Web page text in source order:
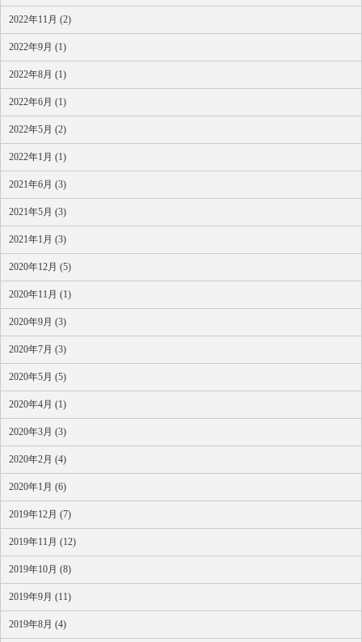
2022年11月 (2)
2022年9月 (1)
2022年8月 (1)
2022年6月 (1)
2022年5月 (2)
2022年1月 (1)
2021年6月 (3)
2021年5月 (3)
2021年1月 (3)
2020年12月 (5)
2020年11月 (1)
2020年9月 (3)
2020年7月 (3)
2020年5月 (5)
2020年4月 (1)
2020年3月 (3)
2020年2月 (4)
2020年1月 (6)
2019年12月 (7)
2019年11月 (12)
2019年10月 (8)
2019年9月 (11)
2019年8月 (4)